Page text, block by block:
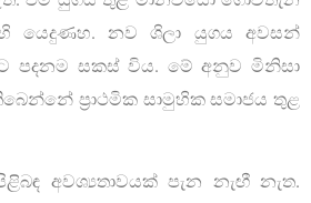
යෙදුණහ. නව ශිලා යුගය අවසන්
පදනම සකස් විය. මේ අනුව මිනිසා
ප්‍රාථමික සාමුහික සමාජය තුළ
අවශ්‍යතාවයක් පැන නැඟී නැත.